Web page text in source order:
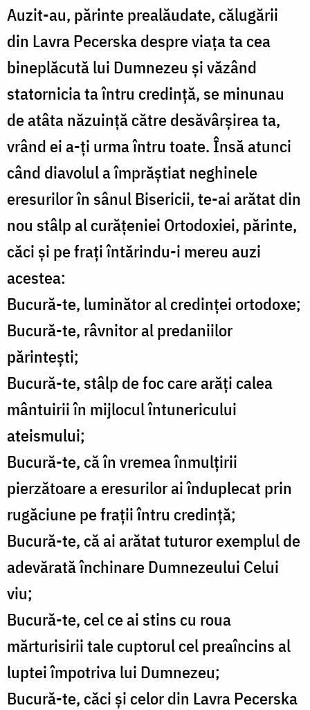
Auzit-au, părinte prealăudate, călugării
din Lavra Pecerska despre viața ta cea
bineplăcută lui Dumnezeu și văzând
statornicia ta întru credință, se minunau
de atâta năzuință către desăvârșirea ta,
vrând ei a-ți urma întru toate. Însă atunci
când diavolul a împrăștiat neghinele
eresurilor în sânul Bisericii, te-ai arătat din
nou stâlp al curățeniei Ortodoxiei, părinte,
căci și pe frați întărindu-i mereu auzi
acestea:
Bucură-te, luminător al credinței ortodoxe;
Bucură-te, râvnitor al predaniilor
părintești;
Bucură-te, stâlp de foc care arăți calea
mântuirii în mijlocul întunericului
ateismului;
Bucură-te, că în vremea înmulțirii
pierzătoare a eresurilor ai înduplecat prin
rugăciune pe frații întru credință;
Bucură-te, că ai arătat tuturor exemplul de
adevărată închinare Dumnezeului Celui
viu;
Bucură-te, cel ce ai stins cu roua
mărturisirii tale cuptorul cel preaîncins al
luptei împotriva lui Dumnezeu;
Bucură-te, căci și celor din Lavra Pecerska